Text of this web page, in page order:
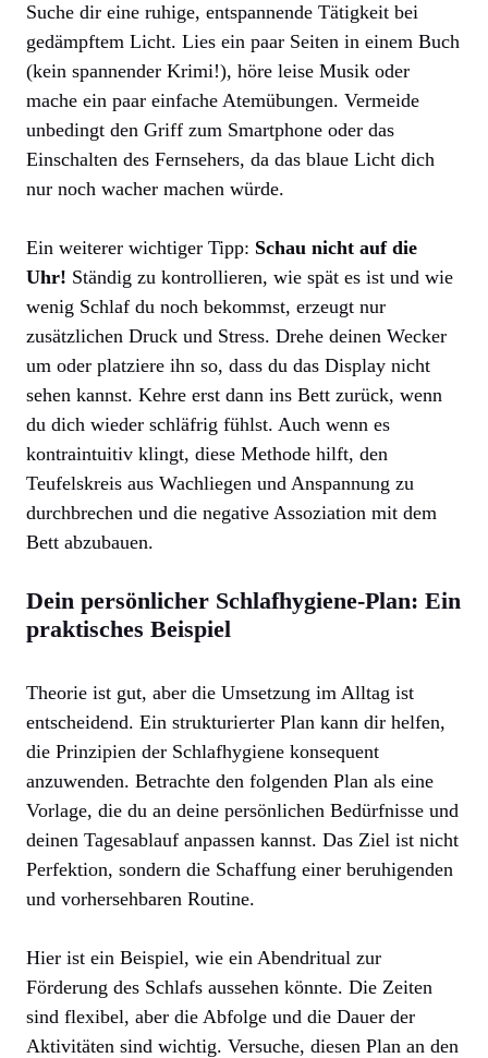
Suche dir eine ruhige, entspannende Tätigkeit bei
gedämpftem Licht. Lies ein paar Seiten in einem Buch
(kein spannender Krimi!), höre leise Musik oder
mache ein paar einfache Atemübungen. Vermeide
unbedingt den Griff zum Smartphone oder das
Einschalten des Fernsehers, da das blaue Licht dich
nur noch wacher machen würde.
Ein weiterer wichtiger Tipp: Schau nicht auf die
Uhr! Ständig zu kontrollieren, wie spät es ist und wie
wenig Schlaf du noch bekommst, erzeugt nur
zusätzlichen Druck und Stress. Drehe deinen Wecker
um oder platziere ihn so, dass du das Display nicht
sehen kannst. Kehre erst dann ins Bett zurück, wenn
du dich wieder schläfrig fühlst. Auch wenn es
kontraintuitiv klingt, diese Methode hilft, den
Teufelskreis aus Wachliegen und Anspannung zu
durchbrechen und die negative Assoziation mit dem
Bett abzubauen.
Dein persönlicher Schlafhygiene-Plan: Ein
praktisches Beispiel
Theorie ist gut, aber die Umsetzung im Alltag ist
entscheidend. Ein strukturierter Plan kann dir helfen,
die Prinzipien der Schlafhygiene konsequent
anzuwenden. Betrachte den folgenden Plan als eine
Vorlage, die du an deine persönlichen Bedürfnisse und
deinen Tagesablauf anpassen kannst. Das Ziel ist nicht
Perfektion, sondern die Schaffung einer beruhigenden
und vorhersehbaren Routine.
Hier ist ein Beispiel, wie ein Abendritual zur
Förderung des Schlafs aussehen könnte. Die Zeiten
sind flexibel, aber die Abfolge und die Dauer der
Aktivitäten sind wichtig. Versuche, diesen Plan an den